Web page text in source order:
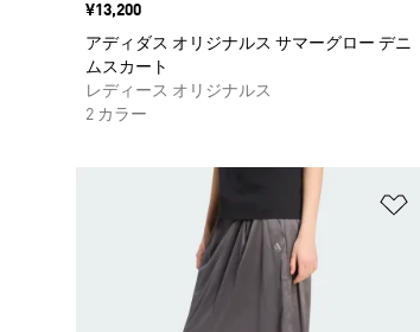
価格
¥13,200
アディダス オリジナルス サマーグロー デニ
ムスカート
レディース オリジナルス
2 カラー